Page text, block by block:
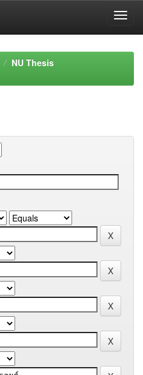
NU Thesis